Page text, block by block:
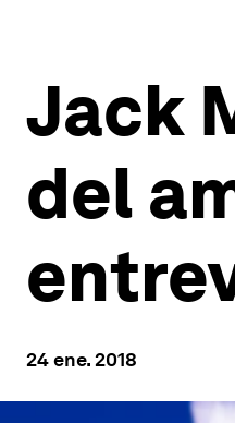
Jack
del
24 ene. 2018